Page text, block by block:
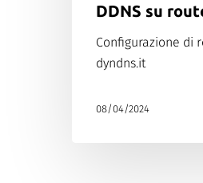
DDNS su
Configurazione di
dyndns.it
08/04/2024